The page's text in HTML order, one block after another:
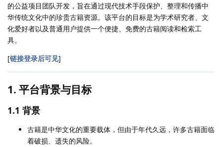
的公益项目团队开发，旨在通过现代技术手段保护、整理和传播中
华传统文化中的珍贵古籍资源。该平台的目标是为学术研究者、文
化爱好者以及普通用户提供一个便捷、免费的古籍阅读和检索工
具。
[链接登录后可见]
1. 平台背景与目标
1.1 背景
古籍是中华文化的重要载体，但由于年代久远，许多古籍面临
着破损、遗失的风险。